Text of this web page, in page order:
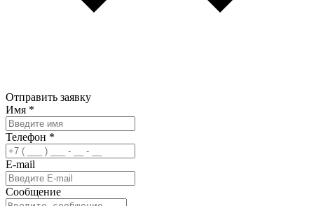
Отправить заявку
Имя *
Телефон *
E-mail
Сообщение